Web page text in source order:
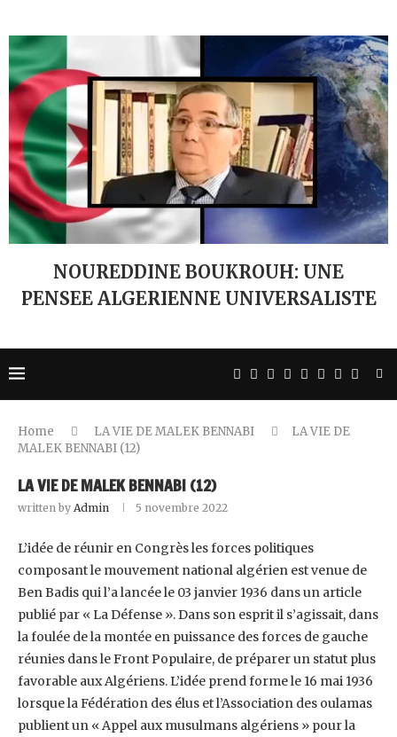
NOUREDDINE BOUKROUH: UNE
PENSEE ALGERIENNE UNIVERSALISTE
Home LA VIE DE MALEK BENNABI
LA VIE DE
MALEK BENNABI (12)‎
LA VIE DE MALEK BENNABI (12)‎
written by Admin 5 novembre 2022
L’idée de réunir en Congrès les forces politiques
composant le mouvement national algérien ‎est venue de
Ben Badis qui l’a lancée le 03 janvier 1936 dans un article
publié par « La ‎Défense ». Dans son esprit il s’agissait, dans
la foulée de la montée en puissance des forces ‎de gauche
réunies dans le Front Populaire, de préparer un statut plus
favorable aux ‎Algériens. L’idée prend forme le 16 mai 1936
lorsque la Fédération des élus et l’Association ‎des oulamas
publient un « Appel aux musulmans algériens » pour la